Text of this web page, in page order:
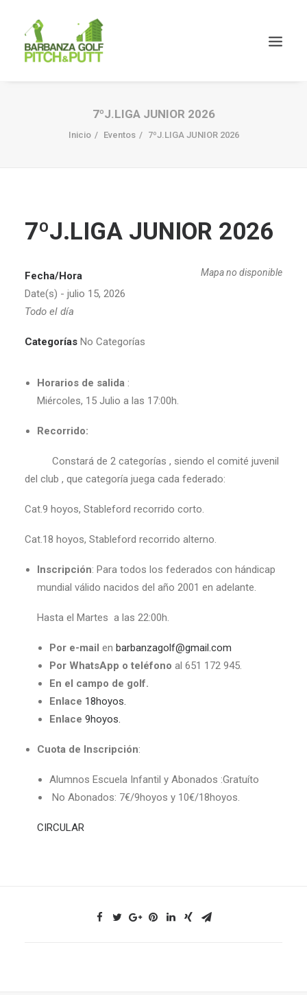
7ºJ.LIGA JUNIOR 2026
Inicio Eventos 7ºJ.LIGA JUNIOR 2026
7ºJ.LIGA JUNIOR 2026
Mapa no disponible
Fecha/Hora
Date(s) - julio 15, 2026
Todo el día
Categorías No Categorías
Horarios de salida :
Miércoles, 15 Julio a las 17:00h.
Recorrido:
Constará de 2 categorías , siendo el comité juvenil
del club , que categoría juega cada federado:
Cat.9 hoyos, Stableford recorrido corto.
Cat.18 hoyos, Stableford recorrido alterno.
Inscripción: Para todos los federados con hándicap
mundial válido nacidos del año 2001 en adelante.
Hasta el Martes a las 22:00h.
Por e-mail en barbanzagolf@gmail.com
Por WhatsApp o teléfono al 651 172 945.
En el campo de golf.
Enlace 18hoyos.
Enlace 9hoyos.
Cuota de Inscripción:
Alumnos Escuela Infantil y Abonados :Gratuíto
No Abonados: 7€/9hoyos y 10€/18hoyos.
CIRCULAR